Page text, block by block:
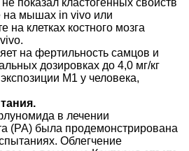
показал кластогенных свойств
на мышах in vivo или
на клетках костного мозга
на фертильность самцов и
дозировках до 4,0 мг/кг
М1 у человека,
в лечении
(РА) была продемонстрирована
Облегчение